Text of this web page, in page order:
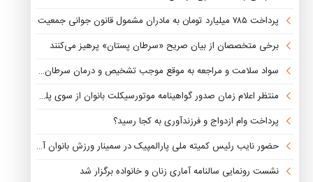
پرداخت ۷۸۵ میلیارد تومان به مادران مشمول قانون جوانی جمعیت
برخی متخصصان از بیان صریح «سرطان پستان» پرهیز می‌کنند
سواد سلامت و مراجعه به موقع موجب تشخیص و درمان سرطان پستان می شود
منتظر اعلام زمان صدور گواهینامه موتورسیکلت بانوان از سوی پلیس هستیم
پرداخت وام‌ ازدواج و فرزندآوری به کجا رسید؟
حضور نایب رئیس کمیته ملی پارالمپیک در سمینار ورزش بانوان آسیا
نشست رونمایی سالنامه آماری زنان و خانواده برگزار شد